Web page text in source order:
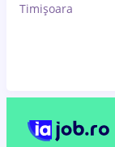
Timișoara